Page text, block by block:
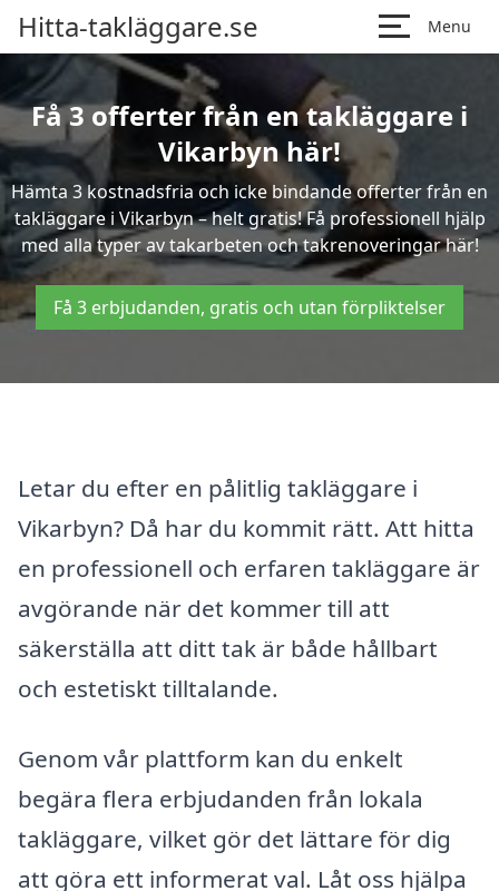
Hitta-takläggare.se Menu
Få 3 offerter från en takläggare i
Vikarbyn här!
Hämta 3 kostnadsfria och icke bindande offerter från en
takläggare i Vikarbyn – helt gratis! Få professionell hjälp
med alla typer av takarbeten och takrenoveringar här!
Få 3 erbjudanden, gratis och utan förpliktelser
Letar du efter en pålitlig takläggare i
Vikarbyn? Då har du kommit rätt. Att hitta
en professionell och erfaren takläggare är
avgörande när det kommer till att
säkerställa att ditt tak är både hållbart
och estetiskt tilltalande.
Genom vår plattform kan du enkelt
begära flera erbjudanden från lokala
takläggare, vilket gör det lättare för dig
att göra ett informerat val. Låt oss hjälpa